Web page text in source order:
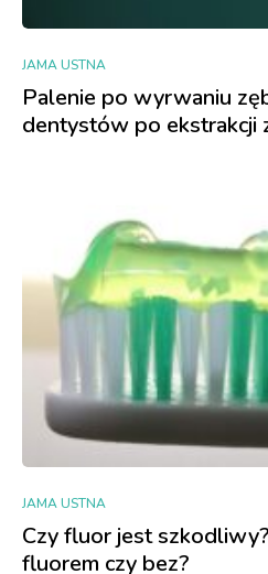
JAMA USTNA
Palenie po wyrwaniu
dentystów po ekstrakcji
JAMA USTNA
Czy fluor jest
fluorem czy bez?